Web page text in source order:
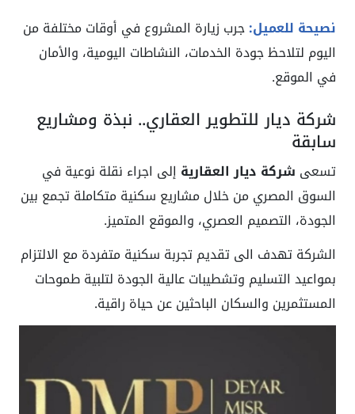
نصيحة للعميل:جرب زيارة المشروع في أوقات مختلفة من
اليوم لتلاحظ جودة الخدمات، النشاطات اليومية، والأمان
في الموقع.
شركة ديار للتطوير العقاري.. نبذة ومشاريع
سابقة
تسعى شركة ديار العقارية إلى اجراء نقلة نوعية في
السوق المصري من خلال مشاريع سكنية متكاملة تجمع بين
الجودة، التصميم العصري، والموقع المتميز.
الشركة تهدف الى تقديم تجربة سكنية متفردة مع الالتزام
بمواعيد التسليم وتشطيبات عالية الجودة لتلبية طموحات
المستثمرين والسكان الباحثين عن حياة راقية.